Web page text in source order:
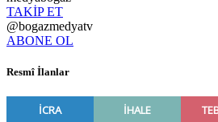
TAKİP ET
@bogazmedyatv
ABONE OL
Resmî İlanlar